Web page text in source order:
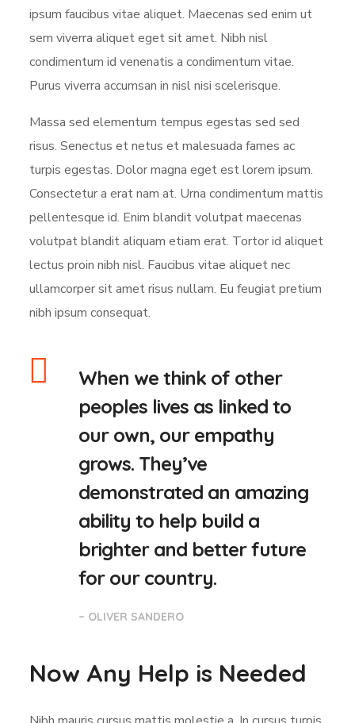
ipsum faucibus vitae aliquet. Maecenas sed enim ut
sem viverra aliquet eget sit amet. Nibh nisl
condimentum id venenatis a condimentum vitae.
Purus viverra accumsan in nisl nisi scelerisque.
Massa sed elementum tempus egestas sed sed
risus. Senectus et netus et malesuada fames ac
turpis egestas. Dolor magna eget est lorem ipsum.
Consectetur a erat nam at. Urna condimentum mattis
pellentesque id. Enim blandit volutpat maecenas
volutpat blandit aliquam etiam erat. Tortor id aliquet
lectus proin nibh nisl. Faucibus vitae aliquet nec
ullamcorper sit amet risus nullam. Eu feugiat pretium
nibh ipsum consequat.
When we think of other
peoples lives as linked to
our own, our empathy
grows. They’ve
demonstrated an amazing
ability to help build a
brighter and better future
for our country.
– OLIVER SANDERO
Now Any Help is Needed